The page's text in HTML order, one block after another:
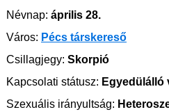
Névnap: április 28.
Város: Pécs társkereső
Csillagjegy: Skorpió
Kapcsolati státusz: Egyedülálló
Szexuális irányultság: